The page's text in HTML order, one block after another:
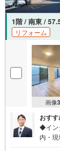
1階 / 南東 /
リフォーム
画像
おす
◆イン
内・